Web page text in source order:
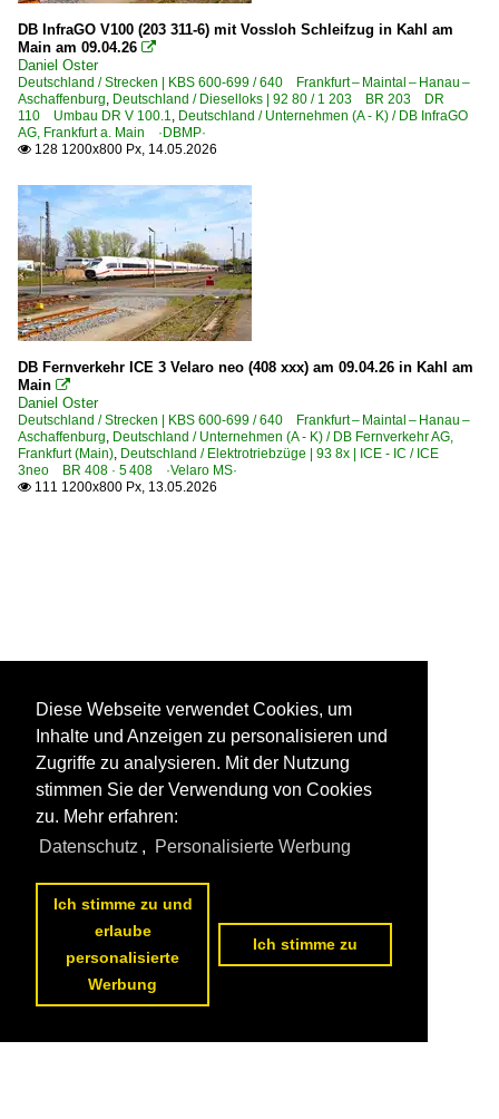
DB InfraGO V100 (203 311-6) mit Vossloh Schleifzug in Kahl am
Main am 09.04.26 
Daniel Oster
Deutschland / Strecken | KBS 600-699 / 640 Frankfurt – Maintal – Hanau –
Aschaffenburg, Deutschland / Dieselloks | 92 80 / 1 203 BR 203 DR
110 Umbau DR V 100.1, Deutschland / Unternehmen (A - K) / DB InfraGO
AG, Frankfurt a. Main ·DBMP·
 128 1200x800 Px, 14.05.2026
DB Fernverkehr ICE 3 Velaro neo (408 xxx) am 09.04.26 in Kahl am
Main 
Daniel Oster
Deutschland / Strecken | KBS 600-699 / 640 Frankfurt – Maintal – Hanau –
Aschaffenburg, Deutschland / Unternehmen (A - K) / DB Fernverkehr AG,
Frankfurt (Main), Deutschland / Elektrotriebzüge | 93 8x | ICE - IC / ICE
3neo BR 408 · 5 408 ·Velaro MS·
 111 1200x800 Px, 13.05.2026
Diese Webseite verwendet Cookies, um
Inhalte und Anzeigen zu personalisieren und
Zugriffe zu analysieren. Mit der Nutzung
stimmen Sie der Verwendung von Cookies
zu. Mehr erfahren:
Datenschutz , Personalisierte Werbung
Ich stimme zu und
erlaube
personalisierte
Werbung
Ich stimme zu